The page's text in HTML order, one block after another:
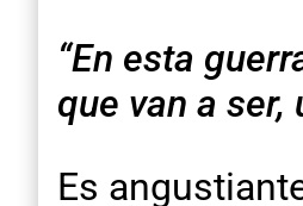
“En esta
que van a
Es